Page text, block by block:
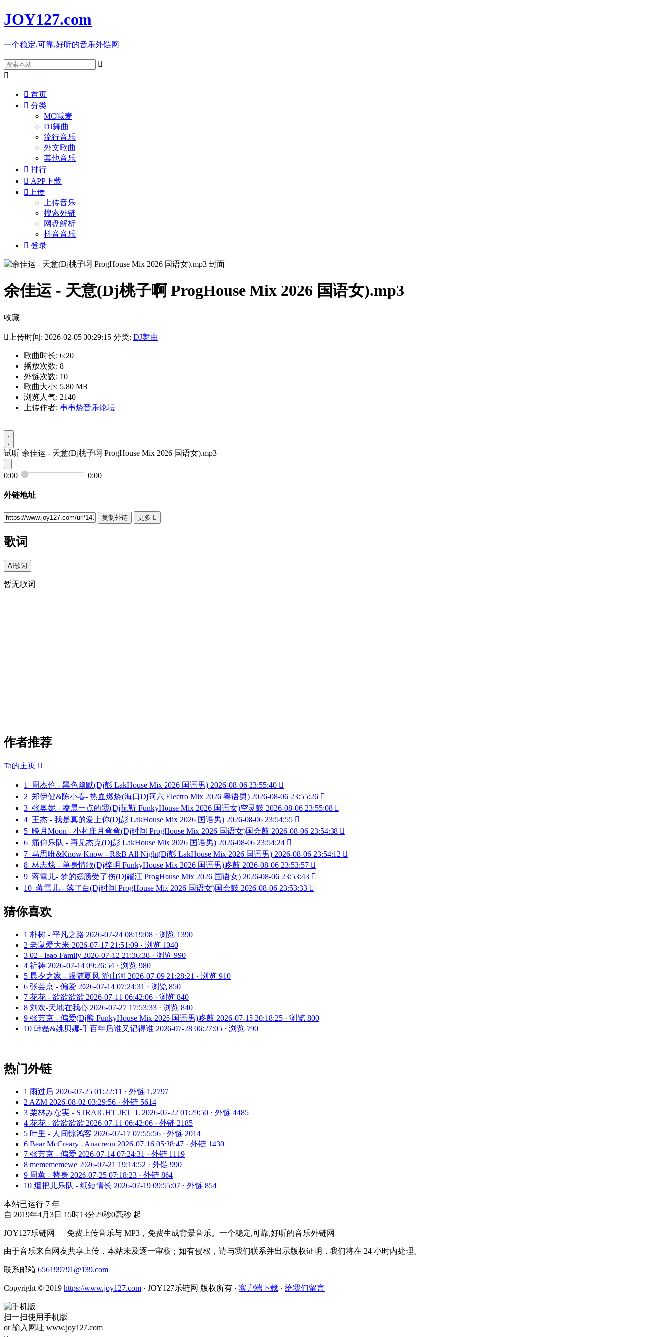
JOY127.com
一个稳定,可靠,好听的音乐外链网


 首页
 分类
MC喊麦
DJ舞曲
流行音乐
外文歌曲
其他音乐
 排行
 APP下载
 上传
上传音乐
搜索外链
网盘解析
抖音音乐
 登录
余佳运 - 天意(Dj桃子啊 ProgHouse Mix 2026 国语女).mp3
收藏
 上传时间: 2026-02-05 00:29:15 分类: DJ舞曲
歌曲时长: 6:20
播放次数: 8
外链次数: 10
歌曲大小: 5.80 MB
浏览人气: 2140
上传作者: 串串烧音乐论坛
试听 余佳运 - 天意(Dj桃子啊 ProgHouse Mix 2026 国语女).mp3
0:00 0:00
外链地址
复制外链 更多 
歌词
AI歌词
暂无歌词
作者推荐
Ta的主页 
1 周杰伦 - 黑色幽默(Dj彭 LakHouse Mix 2026 国语男) 2026-08-06 23:55:40 
2 郑伊健&陈小春- 热血燃烧(海口Dj阿六 Electro Mix 2026 粤语男) 2026-08-06 23:55:26 
3 张奥妮 - 凌晨一点的我(Dj阮靳 FunkyHouse Mix 2026 国语女)空灵鼓 2026-08-06 23:55:08 
4 王杰 - 我是真的爱上你(Dj彭 LakHouse Mix 2026 国语男) 2026-08-06 23:54:55 
5 晚月Moon - 小村庄月弯弯(Dj时间 ProgHouse Mix 2026 国语女)国会鼓 2026-08-06 23:54:38 
6 痛仰乐队 - 再见杰克(Dj彭 LakHouse Mix 2026 国语男) 2026-08-06 23:54:24 
7 马思唯&Know Know - R&B All Night(Dj彭 LakHouse Mix 2026 国语男) 2026-08-06 23:54:12 
8 林志炫 - 单身情歌(Dj梓明 FunkyHouse Mix 2026 国语男)咚鼓 2026-08-06 23:53:57 
9 蒋雪儿- 梦的翅膀受了伤(Dj耀江 ProgHouse Mix 2026 国语女) 2026-08-06 23:53:43 
10 蒋雪儿 - 落了白(Dj时间 ProgHouse Mix 2026 国语女)国会鼓 2026-08-06 23:53:33 
猜你喜欢
1 朴树 - 平凡之路 2026-07-24 08:19:08 · 浏览 1390
2 老鼠爱大米 2026-07-17 21:51:09 · 浏览 1040
3 02 - Isao Family 2026-07-12 21:36:38 · 浏览 990
4 祈祷 2026-07-14 09:26:54 · 浏览 980
5 晨夕之家 - 跟随夏风 游山河 2026-07-09 21:28:21 · 浏览 910
6 张芸京 - 偏爱 2026-07-14 07:24:31 · 浏览 850
7 花花 - 欲欲欲欲 2026-07-11 06:42:06 · 浏览 840
8 刘欢-天地在我心 2026-07-27 17:53:33 · 浏览 840
9 张芸京 - 偏爱(Dj熊 FunkyHouse Mix 2026 国语男)咚鼓 2026-07-15 20:18:25 · 浏览 800
10 韩磊&姚贝娜-千百年后谁又记得谁 2026-07-28 06:27:05 · 浏览 790
热门外链
1 雨过后 2026-07-25 01:22:11 · 外链 1,2797
2 AZM 2026-08-02 03:29:56 · 外链 5614
3 栗林みな実 - STRAIGHT JET_L 2026-07-22 01:29:50 · 外链 4485
4 花花 - 欲欲欲欲 2026-07-11 06:42:06 · 外链 2185
5 叶里 - 人间惊鸿客 2026-07-17 07:55:56 · 外链 2014
6 Bear McCreary - Anacreon 2026-07-16 05:38:47 · 外链 1430
7 张芸京 - 偏爱 2026-07-14 07:24:31 · 外链 1119
8 memememewe 2026-07-21 19:14:52 · 外链 990
9 周蕙 - 替身 2026-07-25 07:18:23 · 外链 864
10 烟把儿乐队 - 纸短情长 2026-07-19 09:55:07 · 外链 854
本站已运行 7 年
自 2019年4月3日 15时13分29秒0毫秒 起
JOY127乐链网 — 免费上传音乐与 MP3，免费生成背景音乐。一个稳定,可靠,好听的音乐外链网
由于音乐来自网友共享上传，本站未及逐一审核；如有侵权，请与我们联系并出示版权证明，我们将在 24 小时内处理。
联系邮箱 656199791@139.com
Copyright © 2019 https://www.joy127.com · JOY127乐链网 版权所有 · 客户端下载 · 给我们留言
扫一扫使用手机版
or 输入网址 www.joy127.com